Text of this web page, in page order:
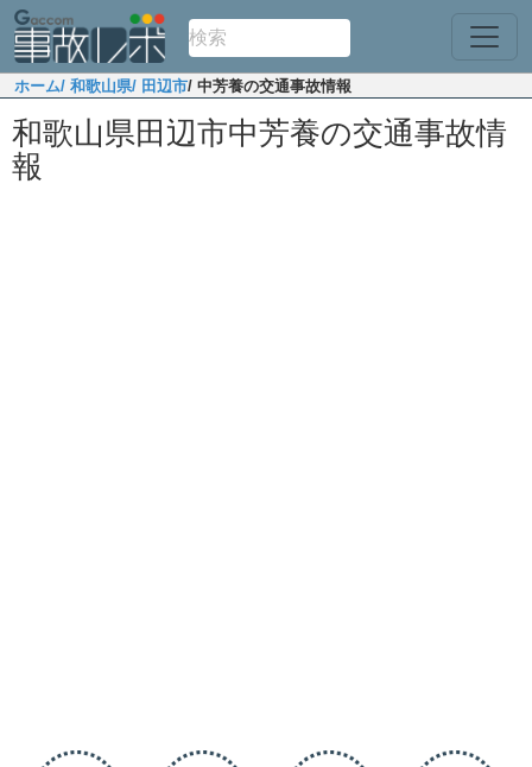
ホーム/ 和歌山県/ 田辺市/ 中芳養の交通事故情報
和歌山県田辺市中芳養の交通事故情
報